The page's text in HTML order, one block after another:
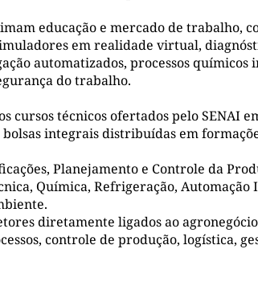
educação e mercado de trabalho,
em realidade virtual,
automatizados, processos químicos
do trabalho.
cursos técnicos ofertados pelo SENAI
bolsas integrais distribuídas em
Planejamento e Controle da
Química, Refrigeração, Automação
diretamente ligados ao
controle de produção, logística,